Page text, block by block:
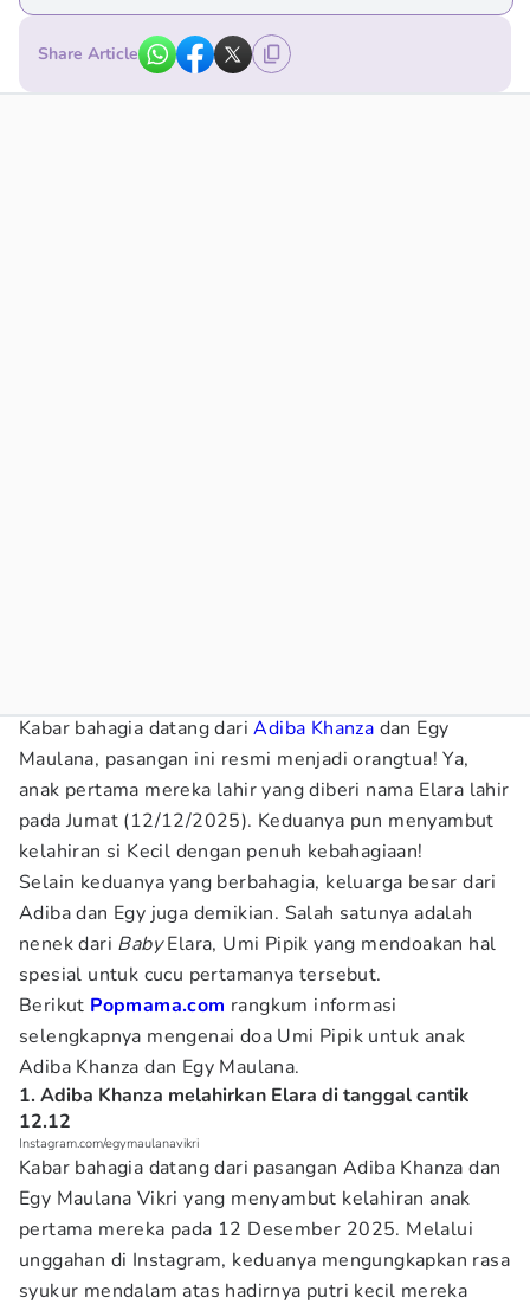
Share Article
Kabar bahagia datang dariAdiba Khanza dan Egy
Maulana, pasangan ini resmi menjadi orangtua! Ya,
anak pertama mereka lahir yang diberi nama Elara lahir
pada Jumat (12/12/2025). Keduanya pun menyambut
kelahiran si Kecil dengan penuh kebahagiaan!
Selain keduanya yang berbahagia, keluarga besar dari
Adiba dan Egy juga demikian. Salah satunya adalah
nenek dari BabyElara, Umi Pipik yang mendoakan hal
spesial untuk cucu pertamanya tersebut.
Berikut Popmama.com rangkum informasi
selengkapnya mengenai doa Umi Pipik untuk anak
Adiba Khanza dan Egy Maulana.
1. Adiba Khanza melahirkan Elara di tanggal cantik
12.12
Instagram.com/egymaulanavikri
Kabar bahagia datang dari pasangan Adiba Khanza dan
Egy Maulana Vikri yang menyambut kelahiran anak
pertama mereka pada 12 Desember 2025. Melalui
unggahan di Instagram, keduanya mengungkapkan rasa
syukur mendalam atas hadirnya putri kecil mereka